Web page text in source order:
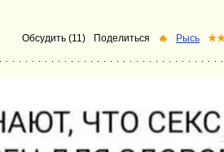
Обсудить (11) Поделиться 🔥 Рысь